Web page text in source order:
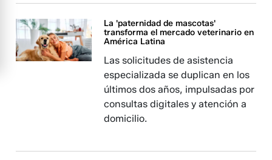
La 'paternidad de mascotas'
transforma el mercado veterinario en
América Latina
Las solicitudes de asistencia
especializada se duplican en los
últimos dos años, impulsadas por
consultas digitales y atención a
domicilio.